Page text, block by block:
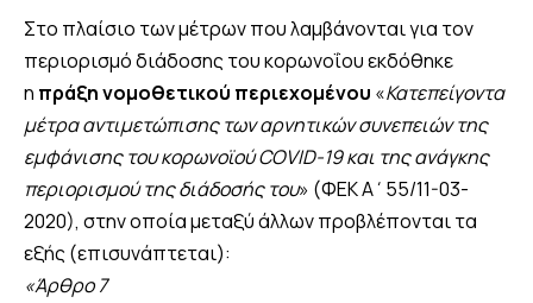
Στο πλαίσιο των μέτρων που λαμβάνονται για τον
περιορισμό διάδοσης του κορωνοΐου εκδόθηκε
η πράξη νομοθετικού περιεχομένου «Κατεπείγοντα
μέτρα αντιμετώπισης των αρνητικών συνεπειών της
εμφάνισης του κορωνοϊού COVID-19 και της ανάγκης
περιορισμού της διάδοσής του» (ΦΕΚ Α΄55/11-03-
2020), στην οποία μεταξύ άλλων προβλέπονται τα
εξής (επισυνάπτεται):
«Άρθρο 7